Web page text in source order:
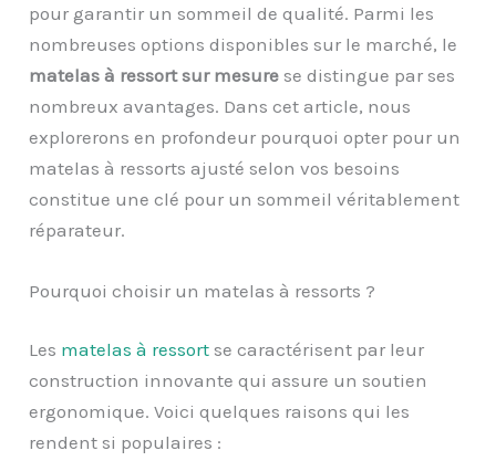
pour garantir un sommeil de qualité. Parmi les
nombreuses options disponibles sur le marché, le
matelas à ressort sur mesure se distingue par ses
nombreux avantages. Dans cet article, nous
explorerons en profondeur pourquoi opter pour un
matelas à ressorts ajusté selon vos besoins
constitue une clé pour un sommeil véritablement
réparateur.
Pourquoi choisir un matelas à ressorts ?
Les matelas à ressort se caractérisent par leur
construction innovante qui assure un soutien
ergonomique. Voici quelques raisons qui les
rendent si populaires :